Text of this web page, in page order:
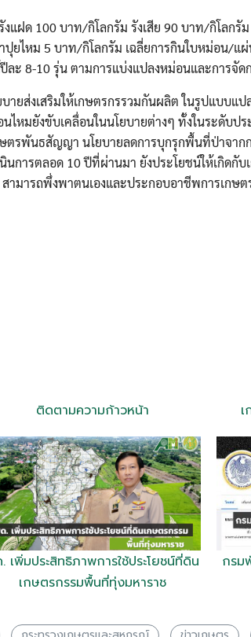
แฝด 100 บาท/กิโลกรัม รังเสีย 90 บาท/กิโลกรั
ยไหม 5 บาท/กิโลกรัม เฉลี่ยการกินใบหม่อน/แ
ละ 8-10 รุ่น ตามการแบ่งแปลงหม่อนและการจั
ายส่งเสริมให้เกษตรกรรวมกันผลิต ในรูปแบบแ
ไหมยังขับเคลื่อนในนโยบายต่างๆ ทั้งในระดับป
ตรพันธสัญญา นโยบายลดการบุกรุกพื้นที่ป่าจาก
การตลอด 10 ปีที่ผ่านมา ยังประโยชน์ให้เกิดกั
มารถพึ่งพาตนเองและประกอบอาชีพการเกษต
ติดตามความก้าวหน้า
เพิ่มประสิทธิภาพการใช้ประโยชน์ที่ดิน
เกษตรกรรมพื้นที่ทุ่งมหาราช
กรม